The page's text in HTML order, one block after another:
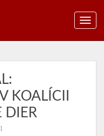
KOALÍCII
DIER